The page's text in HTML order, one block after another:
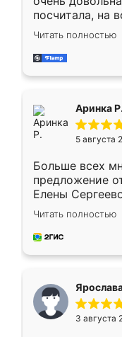
посчитала, на
Замерщик
делу со всей
за день,
Читать полностью
Аринка Р.
5 августа
Больше всех
предложение
Елены
короткие
для замера
предложил по
Читать полностью
3 августа